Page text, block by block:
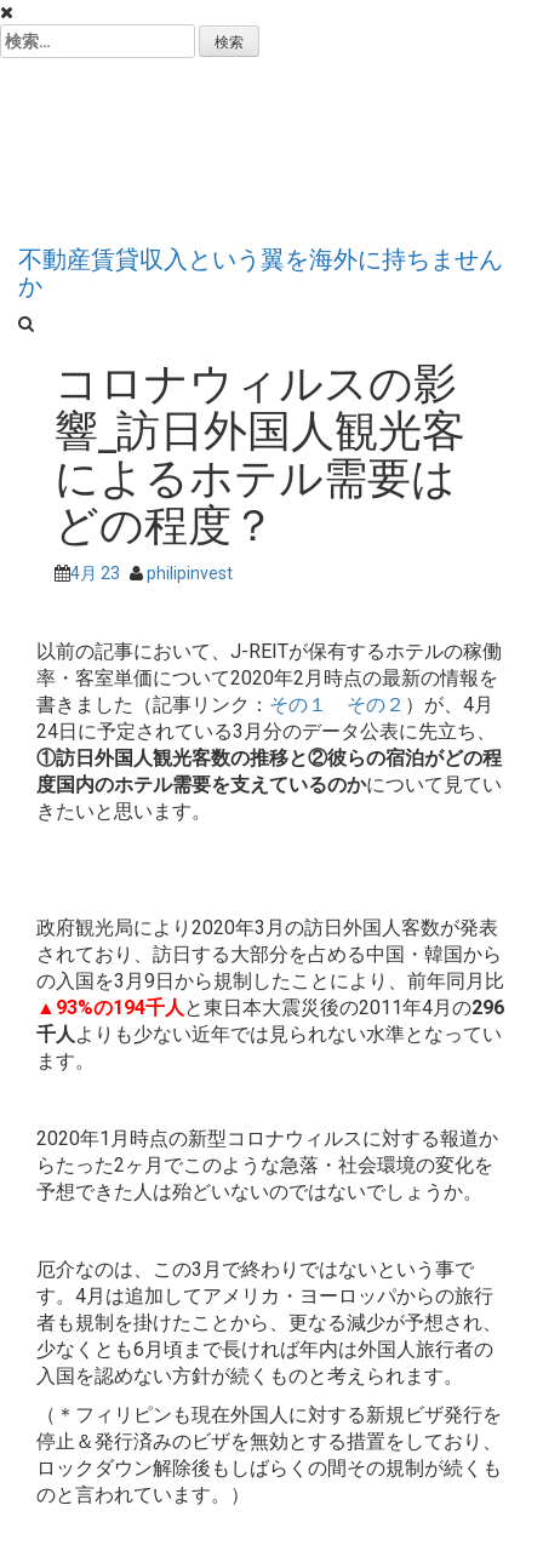
コ
ン
テ
検
索:
不動産賃貸収入という翼を海外に持ちません
か
コロナウィルスの影
響_訪日外国人観光客
によるホテル需要は
どの程度？
4月 23 philipinvest
以前の記事において、J-REITが保有するホテルの稼働
率・客室単価について2020年2月時点の最新の情報を
書きました（記事リンク： その１ その２ ）が、4月
24日に予定されている3月分のデータ公表に先立ち、
①訪日外国人観光客数の推移と②彼らの宿泊がどの程
度国内のホテル需要を支えているのかについて見てい
きたいと思います。
政府観光局により2020年3月の訪日外国人客数が発表
されており、訪日する大部分を占める中国・韓国から
の入国を3月9日から規制したことにより、前年同月比
▲93%の194千人と東日本大震災後の2011年4月の296
千人よりも少ない近年では見られない水準となってい
ます。
2020年1月時点の新型コロナウィルスに対する報道か
らたった2ヶ月でこのような急落・社会環境の変化を
予想できた人は殆どいないのではないでしょうか。
厄介なのは、この3月で終わりではないという事で
す。4月は追加してアメリカ・ヨーロッパからの旅行
者も規制を掛けたことから、更なる減少が予想され、
少なくとも6月頃まで長ければ年内は外国人旅行者の
入国を認めない方針が続くものと考えられます。
（＊フィリピンも現在外国人に対する新規ビザ発行を
停止＆発行済みのビザを無効とする措置をしており、
ロックダウン解除後もしばらくの間その規制が続くも
のと言われています。）